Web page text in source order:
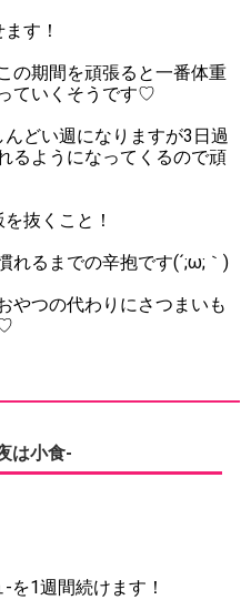
す！
の期間を頑張ると一番体重
ていくそうです♡
どい週になりますが3日過
るようになってくるので頑
抜くこと！
れるまでの辛抱です(´;ω;｀)
やつの代わりにさつまいも
は小食-
を1週間続けます！